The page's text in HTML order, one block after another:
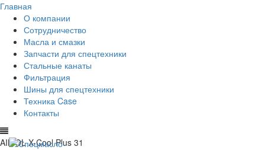
Главная
О компании
Сотрудничество
Масла и смазки
Запчасти для спецтехники
Стальные канаты
Фильтрация
Шины для спецтехники
Техника Case
Контакты
AIMOL X-Cool Plus 31